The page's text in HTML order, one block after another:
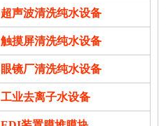
超声波清洗纯水设备
触摸屏清洗纯水设备
眼镜厂清洗纯水设备
工业去离子水设备